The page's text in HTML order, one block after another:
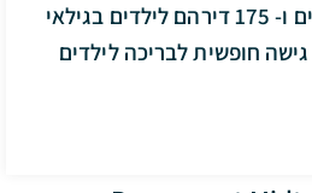
350 דירהם למבוגרים ו- 175 דירהם לילדים בגילאי
| גישה חופשית לבריכה לילדים